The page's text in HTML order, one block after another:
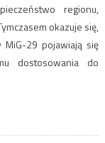
regionu,
okazuje się,
29 pojawiają się
dostosowania do